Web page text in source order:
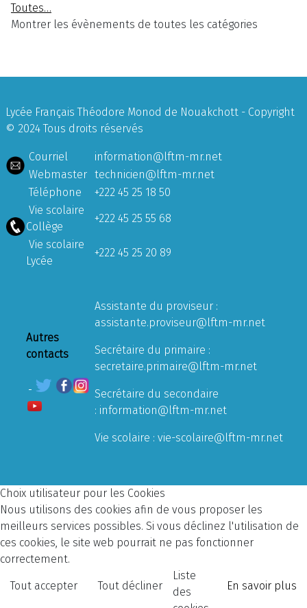
Toutes…
Montrer les évènements de toutes les catégories
Lycée Français Théodore Monod de Nouakchott - Copyright
© 2024 Tous droits réservés
Courriel
information@lftm-mr.net
Webmaster technicien@lftm-mr.net
Téléphone
+222 45 25 18 50
Vie scolaire
Collège
+222 45 25 55 68
Vie scolaire
Lycée
+222 45 25 20 89
Autres
contacts
Assistante du proviseur :
assistante.proviseur@lftm-mr.net
Secrétaire du primaire :
secretaire.primaire@lftm-mr.net
Secrétaire du secondaire
: information@lftm-mr.net
Vie scolaire : vie-scolaire@lftm-mr.net
Choix utilisateur pour les Cookies
Nous utilisons des cookies afin de vous proposer les
meilleurs services possibles. Si vous déclinez l'utilisation de
ces cookies, le site web pourrait ne pas fonctionner
correctement.
Tout accepter Tout décliner En savoir plus
Liste
des